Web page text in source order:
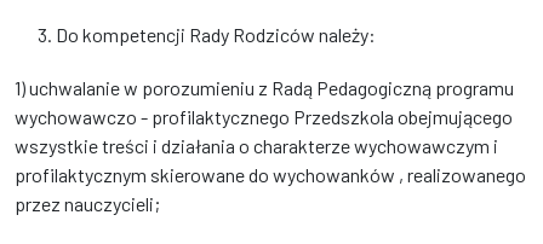
3. Do kompetencji Rady Rodziców należy:
1) uchwalanie w porozumieniu z Radą Pedagogiczną programu
wychowawczo - profilaktycznego Przedszkola obejmującego
wszystkie treści i działania o charakterze wychowawczym i
profilaktycznym skierowane do wychowanków , realizowanego
przez nauczycieli;